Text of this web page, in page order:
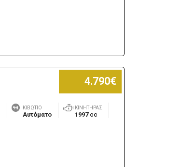
4.790€
ΚΙΒΏΤΙΟ
Αυτόματο
ΚΙΝΗΤΉΡΑΣ
1997 cc